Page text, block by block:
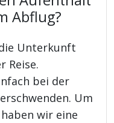
Abflug?
Unterkunft
Reise.
bei der
Um
wir eine